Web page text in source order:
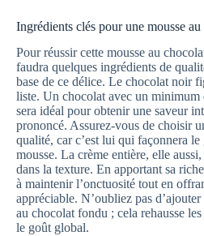
Ingrédients clés pour une mousse
Pour réussir cette mousse au
faudra quelques ingrédients de
base de ce délice. Le chocolat noir
liste. Un chocolat avec un minimum
sera idéal pour obtenir une saveur
prononcé. Assurez-vous de choisir
qualité, car c’est lui qui façonnera
mousse. La crème entière, elle
dans la texture. En apportant sa
à maintenir l’onctuosité tout en
appréciable. N’oubliez pas
au chocolat fondu ; cela rehausse
le goût global.